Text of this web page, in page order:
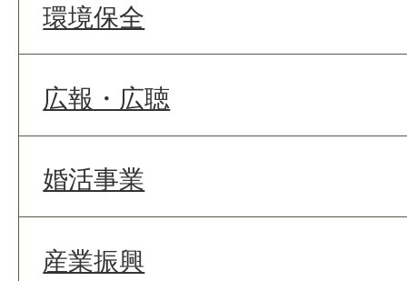
環境保全
広報・広聴
婚活事業
産業振興